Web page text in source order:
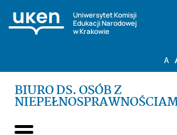
Uniwersytet Komisji
Edukacji Narodowej
w Krakowie
BIURO DS. OSÓB Z